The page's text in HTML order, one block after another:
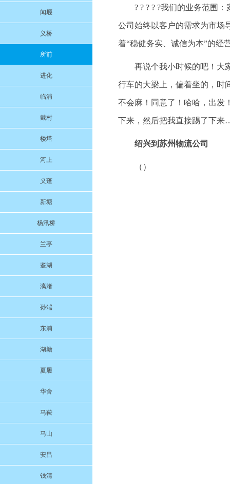
闻堰
义桥
所前
进化
临浦
戴村
楼塔
河上
义蓬
新塘
杨汛桥
兰亭
鉴湖
漓渚
孙端
东浦
湖塘
夏履
华舍
马鞍
马山
安昌
钱清
? ? ? ? ?我们的业务范围
公司始终以客户的需求为市场
着“稳健务实、诚信为本”的经
再说个我小时候的吧！大
行车的大梁上，偏着坐的，时
不会麻！同意了！哈哈，出发
下来，然后把我直接踢了下来
绍兴到苏州物流公司
（）